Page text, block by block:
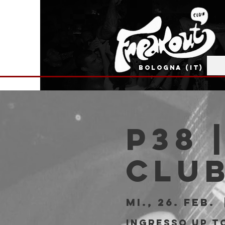
BOLOGNA (IT)
P38
Mi., 26. Feb.